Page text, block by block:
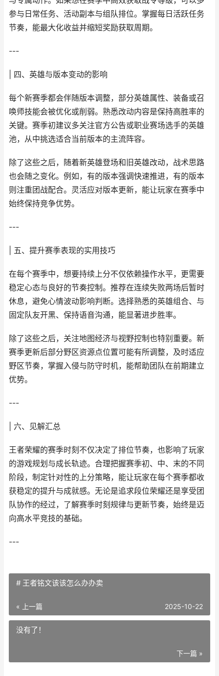
参与日常任务、活动副本与组队排位。掌握每日活跃任务
节奏，能最大化收益并缩短奖励获取周期。
---
| 四、英雄与版本变动的影响
每个新赛季都会伴随版本调整，部分英雄属性、装备或召
唤师技能会被优化或削弱。熟悉改动内容是保持高胜率的
关键。赛季初建议多关注官方公告或职业赛场选手的英雄
池，从中挑选适合当前版本的主流阵容。
除了这些之后，随着新英雄登场和旧英雄改动，战术思路
也会随之变化。例如，有的版本强调快速推进，有的版本
则注重团战配合。灵活应对版本更新，能让玩家在赛季中
始终保持竞争优势。
---
| 五、提升赛季表现的实用技巧
在每个赛季中，想要持续上分不仅依赖操作水平，更需要
稳定心态与良好的节奏控制。推荐在连续失败两场后暂时
休息，避免心情波动影响判断。选择熟悉的英雄组合、与
固定队友开黑、保持语音沟通，能显著进步胜率。
除了这些之后，关注地图经济与视野控制也特别重要。新
赛季更新后部分野区资源点位置可能有所调整，及时适应
野区节奏，掌握入侵与防守时机，能帮助团队在前期建立
优势。
---
| 六、见解汇总
王者荣耀的赛季时刻不仅决定了排位节奏，也影响了玩家
的游戏规划与成长轨迹。合理把握赛季初、中、末的不同
阶段，制定针对性的上分策略，能让玩家在每个赛季都收
获稳定的提升与成就感。无论是追求段位荣耀还是享受团
队协作的经过，了解赛季时刻规律与更新节奏，始终是迈
向高水平竞技的基础。
---
# 王者铭文该该怎么办办卖
« 上一篇 2025-10-22
没有了！
下一篇 »